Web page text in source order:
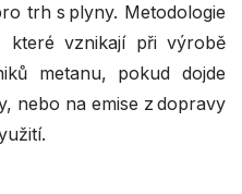
trh s plyny. Metodologie
které vznikají při výrobě
metanu, pokud dojde
nebo na emise z dopravy